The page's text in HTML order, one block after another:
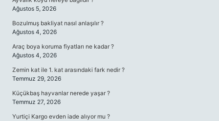
Ağustos 5, 2026
Bozulmuş bakliyat nasıl anlaşılır ?
Ağustos 4, 2026
Araç boya koruma fiyatları ne kadar ?
Ağustos 4, 2026
Zemin kat ile 1. kat arasındaki fark nedir ?
Temmuz 29, 2026
Küçükbaş hayvanlar nerede yaşar ?
Temmuz 27, 2026
Yurtiçi Kargo evden iade alıyor mu ?